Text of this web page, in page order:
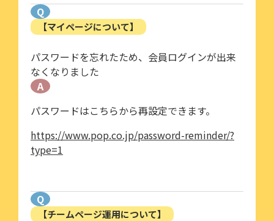
Q
【マイページについて】
パスワードを忘れたため、会員ログインが出来
なくなりました
A
パスワードはこちらから再設定できます。
https://www.pop.co.jp/password-reminder/?
type=1
Q
【チームページ運用について】